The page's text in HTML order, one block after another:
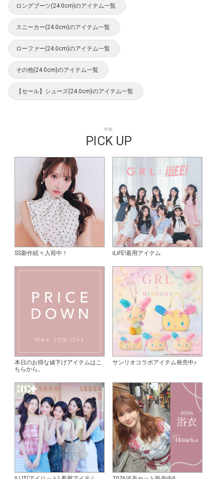
ロングブーツ(24.0cm)のアイテム一覧
スニーカー(24.0cm)のアイテム一覧
ローファー(24.0cm)のアイテム一覧
その他(24.0cm)のアイテム一覧
【セール】シューズ(24.0cm)のアイテム一覧
特集
PICK UP
SS新作続々入荷中！ iLiFE!着用アイテム
本日のお得な値下げアイテムはこ
ちらから。
サンリオコラボアイテム発売中♪